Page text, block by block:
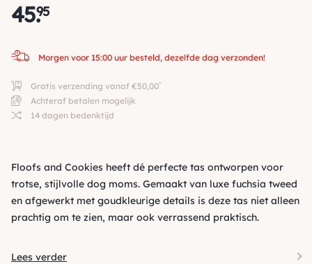
45.
95
Morgen voor 15:00 uur besteld, dezelfde dag verzonden!
Gratis verzending vanaf €50,00*
Achteraf betalen mogelijk
14 dagen bedenktijd
Floofs and Cookies heeft dé perfecte tas ontworpen voor
trotse, stijlvolle dog moms. Gemaakt van luxe fuchsia tweed
en afgewerkt met goudkleurige details is deze tas niet alleen
prachtig om te zien, maar ook verrassend praktisch.
Lees verder